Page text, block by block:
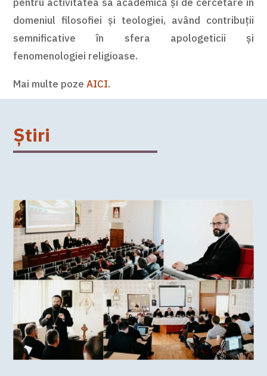
domeniul filosofiei și teologiei, având contribuții
semnificative în sfera apologeticii și
fenomenologiei religioase.
Mai multe pozeAICI.
Știri